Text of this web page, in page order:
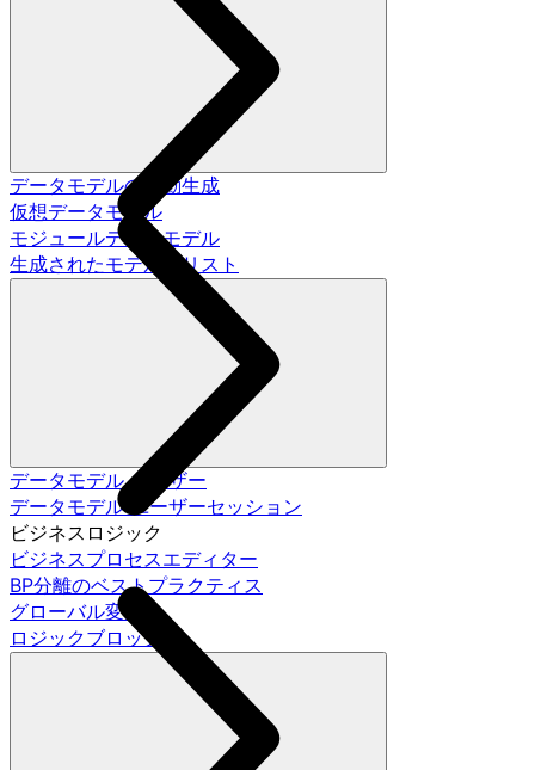
データモデルの自動生成
仮想データモデル
モジュールデータモデル
生成されたモデルのリスト
データモデル ユーザー
データモデル ユーザーセッション
ビジネスロジック
ビジネスプロセスエディター
BP分離のベストプラクティス
グローバル変数
ロジックブロック